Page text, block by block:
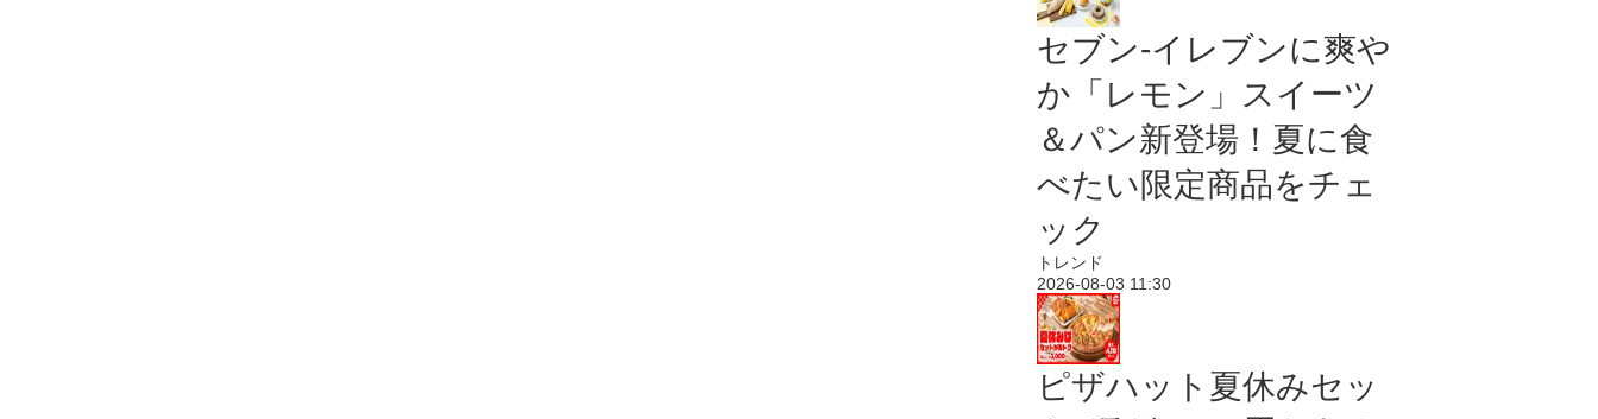
セブン‐イレブンに爽や
か「レモン」スイーツ
＆パン新登場！夏に食
べたい限定商品をチェ
ック
トレンド
2026-08-03 11:30
ピザハット夏休みセッ